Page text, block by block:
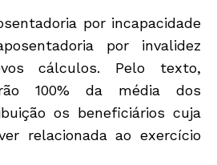
por incapacidade
por invalidez
cálculos. Pelo texto,
100% da média dos
os beneficiários cuja
relacionada ao exercício